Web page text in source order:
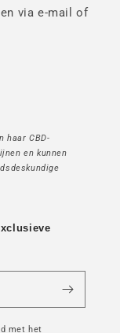
via e-mail of
haar CBD-
en kunnen
met het